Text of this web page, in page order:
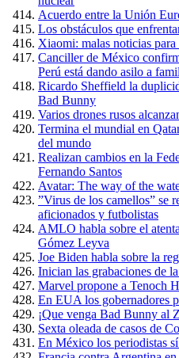
Acuerdo entre la Unión
Los obstáculos que
Xiaomi: malas noticias para
Canciller de México
Perú está dando asilo a
Ricardo Sheffield la
Bad Bunny
Varios drones rusos
Termina el mundial en
del mundo
Realizan cambios en la
Fernando Santos
Avatar: The way of the
”Virus de los camellos” se
aficionados y futbolistas
AMLO habla sobre el
Gómez Leyva
Joe Biden habla sobre la
Inician las grabaciones de
Marvel propone a Tenoch
En EUA los gobernadores
¡Que venga Bad Bunny al
Sexta oleada de casos de
En México los periodistas